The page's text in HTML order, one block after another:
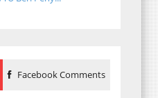
Facebook Comments